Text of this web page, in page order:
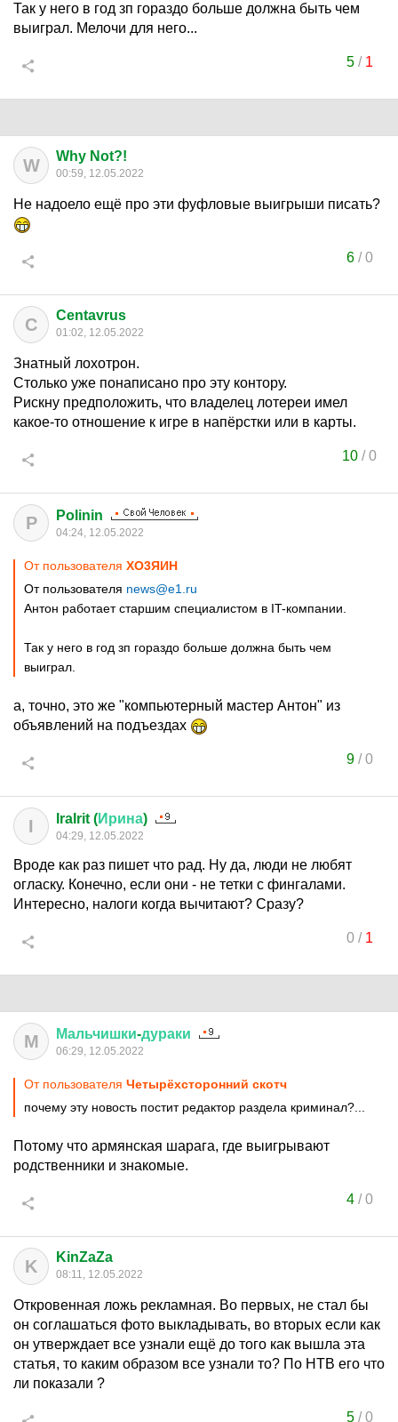
Так у него в год зп гораздо больше должна быть чем
выиграл. Мелочи для него...
5/ 1
W Why Not?!
00:59, 12.05.2022
Не надоело ещё про эти фуфловые выигрыши писать?
6/0
C Centavrus
01:02, 12.05.2022
Знатный лохотрон.
Столько уже понаписано про эту контору.
Рискну предположить, что владелец лотереи имел
какое-то отношение к игре в напёрстки или в карты.
10 /0
P Polinin
04:24, 12.05.2022
От пользователя XО3ЯИH
От пользователя news@e1.ru
Антон работает старшим специалистом в IT-компании.
Так у него в год зп гораздо больше должна быть чем
выиграл.
а, точно, это же "компьютерный мастер Антон" из
объявлений на подъездах
9/0
I IraIrit (Ирина)
04:29, 12.05.2022
Вроде как раз пишет что рад. Ну да, люди не любят
огласку. Конечно, если они - не тетки с фингалами.
Интересно, налоги когда вычитают? Сразу?
0/ 1
М Мальчишки-дураки
06:29, 12.05.2022
От пользователя Четырёхсторонний скотч
почему эту новость постит редактор раздела криминал?...
Потому что армянская шарага, где выигрывают
родственники и знакомые.
4/0
K KinZaZa
08:11, 12.05.2022
Откровенная ложь рекламная. Во первых, не стал бы
он соглашаться фото выкладывать, во вторых если как
он утверждает все узнали ещё до того как вышла эта
статья, то каким образом все узнали то? По НТВ его что
ли показали ?
5/0